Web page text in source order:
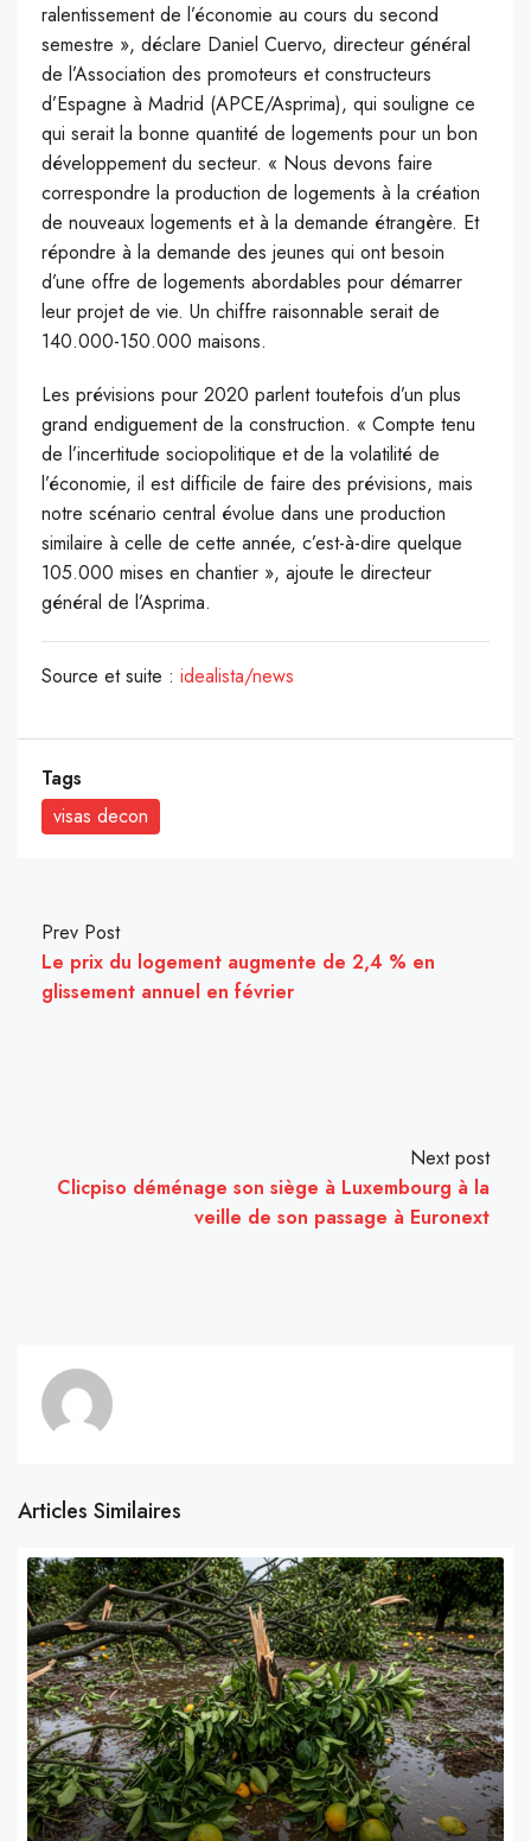
ralentissement de l’économie au cours du second
semestre », déclare Daniel Cuervo, directeur général
de l’Association des promoteurs et constructeurs
d’Espagne à Madrid (APCE/Asprima), qui souligne ce
qui serait la bonne quantité de logements pour un bon
développement du secteur. « Nous devons faire
correspondre la production de logements à la création
de nouveaux logements et à la demande étrangère. Et
répondre à la demande des jeunes qui ont besoin
d’une offre de logements abordables pour démarrer
leur projet de vie. Un chiffre raisonnable serait de
140.000-150.000 maisons.
Les prévisions pour 2020 parlent toutefois d’un plus
grand endiguement de la construction. « Compte tenu
de l’incertitude sociopolitique et de la volatilité de
l’économie, il est difficile de faire des prévisions, mais
notre scénario central évolue dans une production
similaire à celle de cette année, c’est-à-dire quelque
105.000 mises en chantier », ajoute le directeur
général de l’Asprima.
Source et suite : idealista/news
Tags
visas decon
Prev Post
Le prix du logement augmente de 2,4 % en
glissement annuel en février
Next post
Clicpiso déménage son siège à Luxembourg à la
veille de son passage à Euronext
Articles Similaires